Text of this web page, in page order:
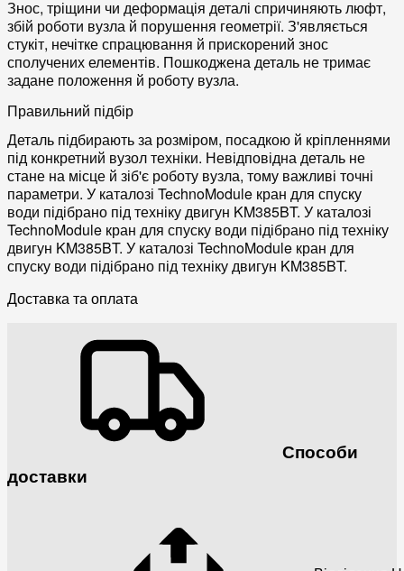
Знос, тріщини чи деформація деталі спричиняють люфт,
збій роботи вузла й порушення геометрії. З'являється
стукіт, нечітке спрацювання й прискорений знос
сполучених елементів. Пошкоджена деталь не тримає
задане положення й роботу вузла.
Правильний підбір
Деталь підбирають за розміром, посадкою й кріпленнями
під конкретний вузол техніки. Невідповідна деталь не
стане на місце й зіб'є роботу вузла, тому важливі точні
параметри. У каталозі TechnoModule кран для спуску
води підібрано під техніку двигун KM385BT. У каталозі
TechnoModule кран для спуску води підібрано під техніку
двигун KM385BT. У каталозі TechnoModule кран для
спуску води підібрано під техніку двигун KM385BT.
Доставка та оплата
Способи
доставки